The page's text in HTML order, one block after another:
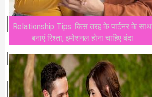
Relationship Tips: किस तरह के पार्टनर के साथ
बनाएं रिश्ता, इमोशनल होना चाहिए बंदा